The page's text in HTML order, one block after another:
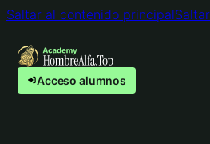
Saltar al contenido principal
Acceso alumnos